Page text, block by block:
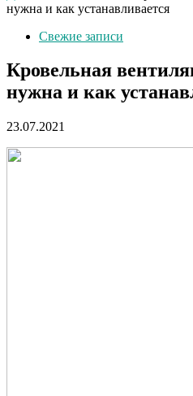
нужна и как устанавливается
Свежие записи
Кровельная
нужна и как
23.07.2021